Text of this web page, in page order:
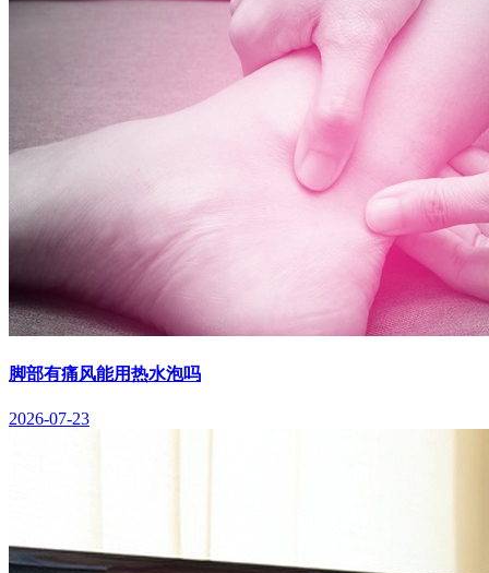
脚部有痛风能用热水泡吗
2026-07-23